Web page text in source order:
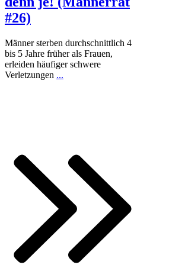
#26)
Männer sterben durchschnittlich 4
bis 5 Jahre früher als Frauen,
erleiden häufiger schwere
Verletzungen ...